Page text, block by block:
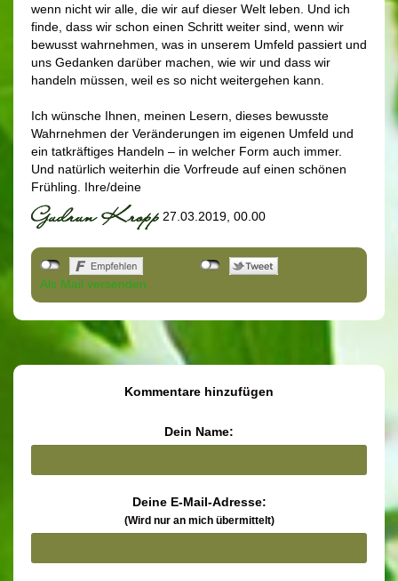
wenn nicht wir alle, die wir auf dieser Welt leben. Und ich
finde, dass wir schon einen Schritt weiter sind, wenn wir
bewusst wahrnehmen, was in unserem Umfeld passiert und
uns Gedanken darüber machen, wie wir und dass wir
handeln müssen, weil es so nicht weitergehen kann.
Ich wünsche Ihnen, meinen Lesern, dieses bewusste
Wahrnehmen der Veränderungen im eigenen Umfeld und
ein tatkräftiges Handeln – in welcher Form auch immer.
Und natürlich weiterhin die Vorfreude auf einen schönen
Frühling. Ihre/deine
27.03.2019, 00.00
Als Mail versenden
Kommentare hinzufügen
Dein Name:
Deine E-Mail-Adresse:
(Wird nur an mich übermittelt)